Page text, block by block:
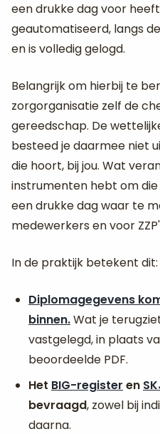
een drukke dag voor
geautomatiseerd, langs
en is volledig gelogd.
Belangrijk om hierbij te
zorgorganisatie zelf de
gereedschap. De
besteed je daarmee niet
die hoort, bij jou. Wat
instrumenten hebt om
een drukke dag waar te
medewerkers en voor
In de praktijk betekent dit:
Diplomagegevens
binnen.Wat je
vastgelegd, in plaats
beoordeelde PDF.
Het BIG-register en
bevraagd, zowel bij
daarna.